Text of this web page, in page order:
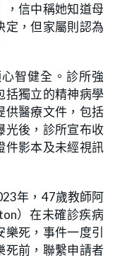
，信中稱她知道母
定，但家屬則認為
智健全。診所強
括獨立的精神病學
供醫療文件，包括
光後，診所宣布收
件影本及未經視訊
年，47歲教師阿
）在未確診疾病
樂死，事件一度引
死前，聯繫申請者